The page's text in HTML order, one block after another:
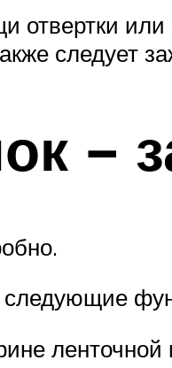
следует
−
следующие